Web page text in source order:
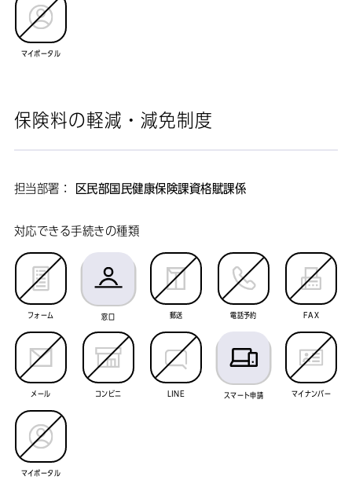
マイポータル
保険料の軽減・減免制度
担当部署： 区民部国民健康保険課資格賦課係
対応できる手続きの種類
フォーム 窓口 郵送 電話予約 FAX
メール コンビニ LINE スマート申請 マイナンバー
マイポータル